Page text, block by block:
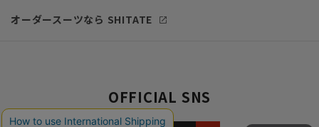
オーダースーツなら SHITATE
OFFICIAL SNS